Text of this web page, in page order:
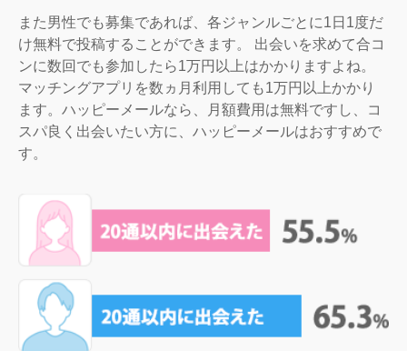
また男性でも募集であれば、各ジャンルごとに1日1度だ
け無料で投稿することができます。 出会いを求めて合コ
ンに数回でも参加したら1万円以上はかかりますよね。
マッチングアプリを数ヵ月利用しても1万円以上かかり
ます。ハッピーメールなら、月額費用は無料ですし、コ
スパ良く出会いたい方に、ハッピーメールはおすすめで
す。